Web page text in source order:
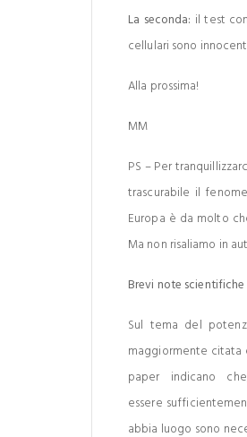
La seconda: il test
cellulari sono
Alla prossima!
MM
PS – Per
trascurabile il
Europa è da molto
Ma non risaliamo in
Brevi note scientifiche
Sul tema del
maggiormente citata
paper indicano
essere
abbia luogo sono